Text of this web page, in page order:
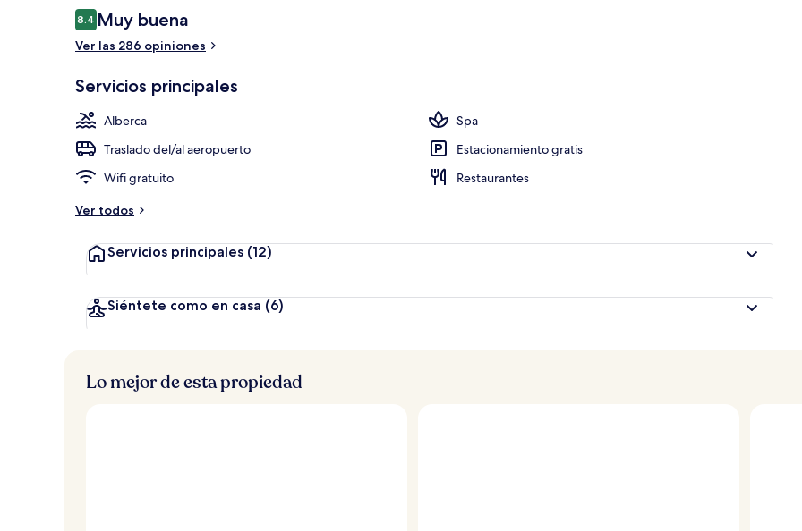
Opiniones
8.48.4 de 10,
Muy buena
Ver las 286 opiniones
Servicios principales
Alberca
Spa
Traslado del/al aeropuerto
Estacionamiento gratis
Wifi gratuito
Restaurantes
Ver todos
Servicios principales (12)
Siéntete como en casa (6)
Lo mejor de esta propiedad